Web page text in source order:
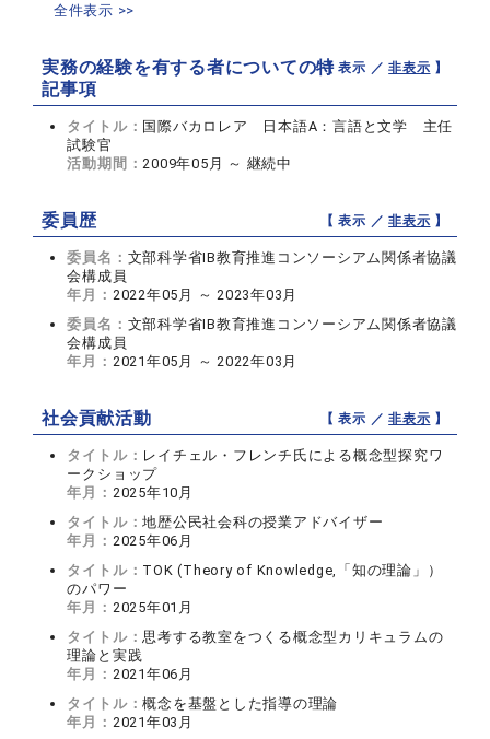
全件表示 >>
実務の経験を有する者についての特
記事項
【 表示 ／非表示 】
タイトル： 国際バカロレア 日本語A：言語と文学 主任
試験官
活動期間：2009年05月 ～ 継続中
委員歴 【 表示 ／非表示 】
委員名： 文部科学省IB教育推進コンソーシアム関係者協議
会構成員
年月： 2022年05月 ～ 2023年03月
委員名： 文部科学省IB教育推進コンソーシアム関係者協議
会構成員
年月： 2021年05月 ～ 2022年03月
社会貢献活動 【 表示 ／非表示 】
タイトル： レイチェル・フレンチ氏による概念型探究ワ
ークショップ
年月： 2025年10月
タイトル：地歴公民社会科の授業アドバイザー
年月： 2025年06月
タイトル： TOK (Theory of Knowledge,「知の理論」）
のパワー
年月： 2025年01月
タイトル：思考する教室をつくる概念型カリキュラムの
理論と実践
年月： 2021年06月
タイトル：概念を基盤とした指導の理論
年月： 2021年03月